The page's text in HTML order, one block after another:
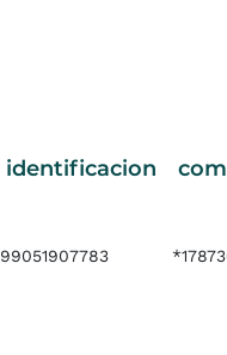
identificacion
99051907783